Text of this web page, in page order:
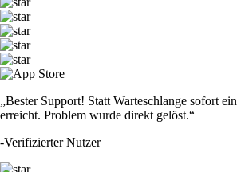
„Bester Support! Statt Warteschlange sofort
erreicht. Problem wurde direkt gelöst.“
-Verifizierter Nutzer